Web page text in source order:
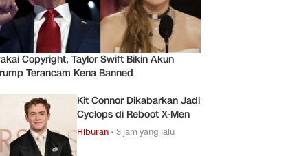
Copyright, Taylor Swift Bikin Akun
Terancam Kena Banned
Kit Connor Dikabarkan Jadi
Cyclops di Reboot X-Men
Hiburan •3 jam yang lalu